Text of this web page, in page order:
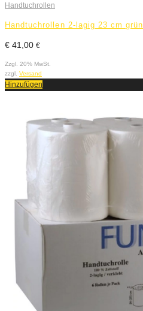
Handtuchrollen
Handtuchrollen 2-lagig 23 cm grün
€ 41,00 €
Zzgl. 20% MwSt.
zzgl. Versand
Hinzufügen